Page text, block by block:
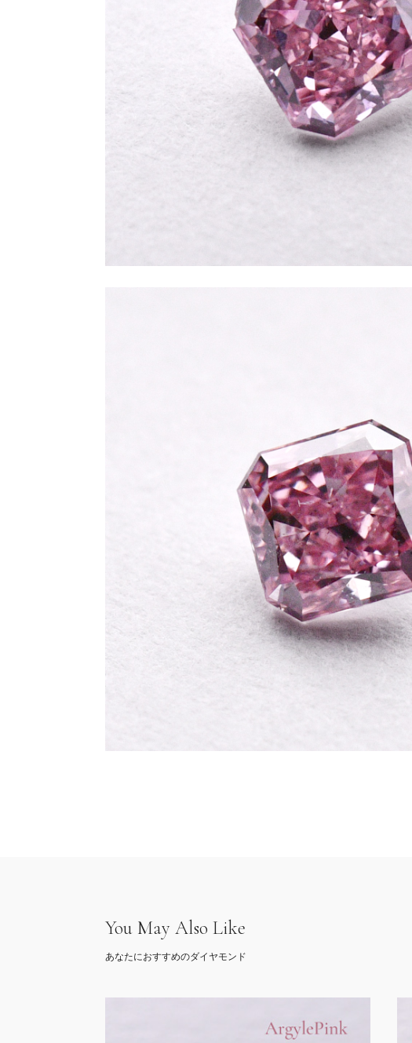
You May Also Like
あなたにおすすめのダイヤモンド